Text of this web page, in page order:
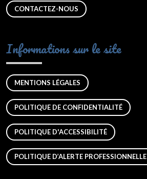
CONTACTEZ-NOUS
Informations sur le site
MENTIONS LÉGALES
POLITIQUE DE CONFIDENTIALITÉ
POLITIQUE D'ACCESSIBILITÉ
POLITIQUE D’ALERTE PROFESSIONNELLE